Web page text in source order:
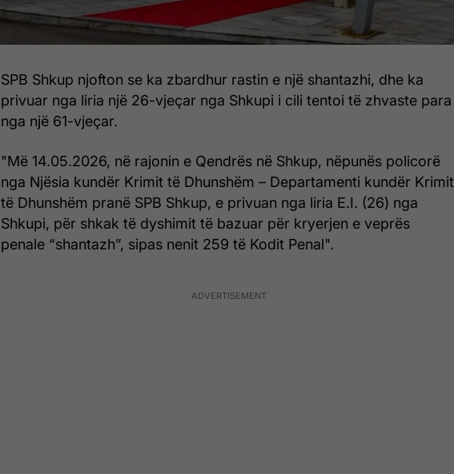
SPB Shkup njofton se ka zbardhur rastin e një shantazhi, dhe ka
privuar nga liria një 26-vjeçar nga Shkupi i cili tentoi të zhvaste para
nga një 61-vjeçar.
"Më 14.05.2026, në rajonin e Qendrës në Shkup, nëpunës policorë
nga Njësia kundër Krimit të Dhunshëm – Departamenti kundër Krimit
të Dhunshëm pranë SPB Shkup, e privuan nga liria E.I. (26) nga
Shkupi, për shkak të dyshimit të bazuar për kryerjen e veprës
penale “shantazh”, sipas nenit 259 të Kodit Penal".